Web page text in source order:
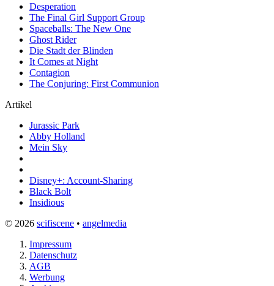
Desperation
The Final Girl Support Group
Spaceballs: The New One
Ghost Rider
Die Stadt der Blinden
It Comes at Night
Contagion
The Conjuring: First Communion
Artikel
Jurassic Park
Abby Holland
Mein Sky
Disney+: Account-Sharing
Black Bolt
Insidious
© 2026 scifiscene • angelmedia
Impressum
Datenschutz
AGB
Werbung